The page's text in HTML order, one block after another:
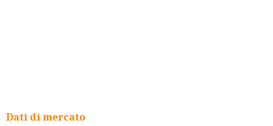
Dati di mercato